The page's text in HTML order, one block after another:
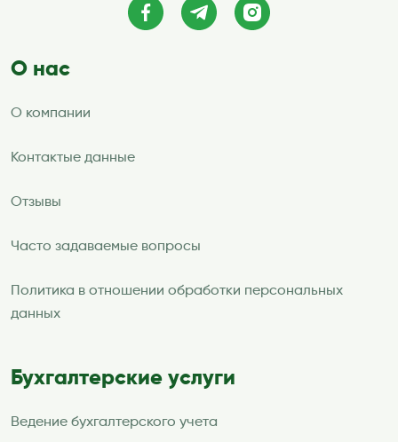
О нас
О компании
Контактые данные
Отзывы
Часто задаваемые вопросы
Политика в отношении обработки персональных
данных
Бухгалтерские услуги
Ведение бухгалтерского учета